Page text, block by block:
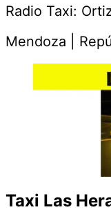
Radio Taxi:
Mendoza |
Taxi Las